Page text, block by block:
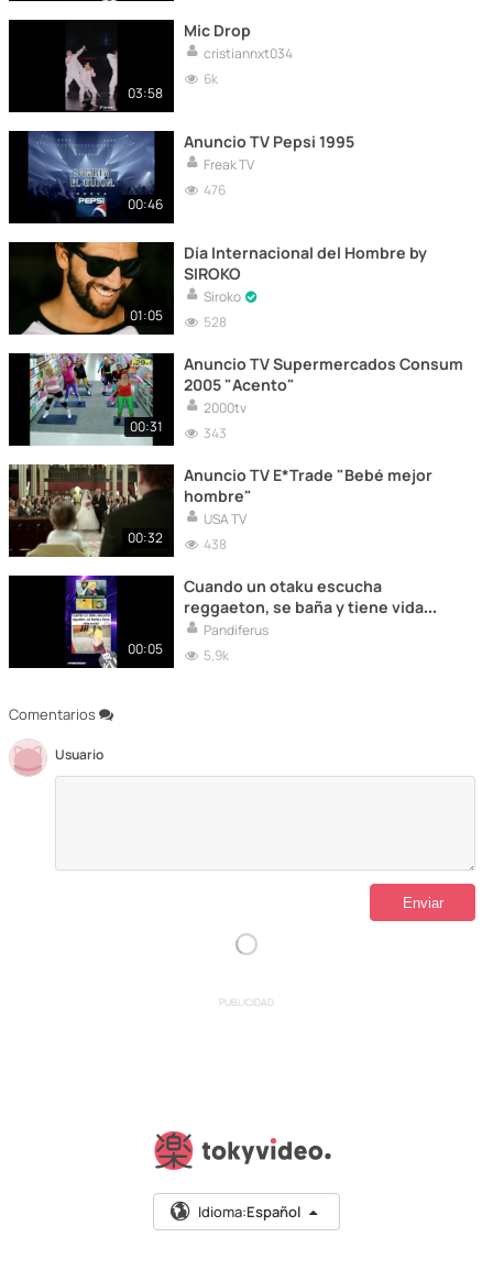
Comentarios
Usuario
03:58
Mic Drop
cristiannxt034
6k
00:46
Anuncio TV Pepsi 1995
Freak TV
476
01:05
Día Internacional del Hombre by
SIROKO
Siroko
528
00:31
Anuncio TV Supermercados Consum
2005 "Acento"
2000tv
343
00:32
Anuncio TV E*Trade "Bebé mejor
hombre"
USA TV
438
00:05
Cuando un otaku escucha
reggaeton, se baña y tiene vida
social... #naruto #memes #anime
#humor
Pandiferus
5,9k
PUBLICIDAD
Idioma:Español